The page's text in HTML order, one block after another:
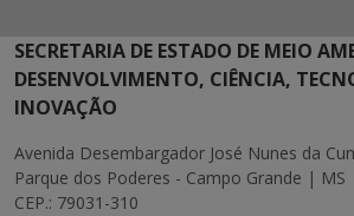
SECRETARIA DE ESTADO DE MEIO
DESENVOLVIMENTO, CIÊNCIA,
INOVAÇÃO
Avenida Desembargador José Nunes da
Parque dos Poderes - Campo Grande | MS
CEP.: 79031-310